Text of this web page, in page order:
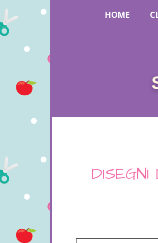
HOME